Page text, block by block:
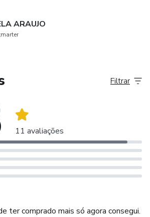
branco
ARAUJO
11 avaliações
Filtrar
ter comprado mais só agora consegui.